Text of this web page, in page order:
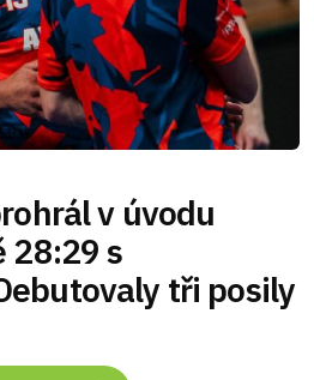
v úvodu
28:29 s
tři posily